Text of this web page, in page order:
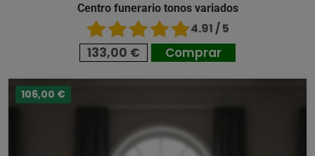
Centro funerario tonos variados
4.91 / 5
133,00 € Comprar
106,00 €